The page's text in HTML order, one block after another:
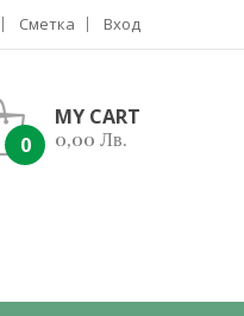
Сметка Вход
MY CART
0
0,00 Лв.